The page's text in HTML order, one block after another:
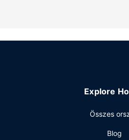
24 órában nyitva tartó recepció
vendégek számára ingyenes
Explore
Összes
Blog